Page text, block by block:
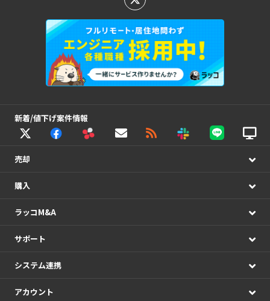
新着/値下げ案件情報
売却
購入
ラッコM&A
サポート
システム連携
アカウント